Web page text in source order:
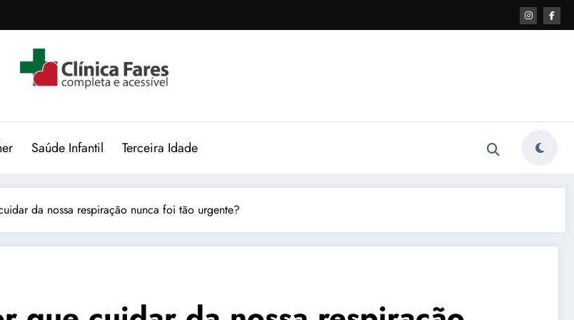
Saúde Infantil Terceira Idade
da nossa respiração nunca foi tão urgente?